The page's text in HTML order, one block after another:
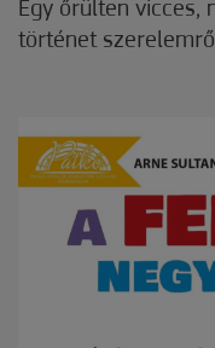
Egy őrülten vicces,
történet